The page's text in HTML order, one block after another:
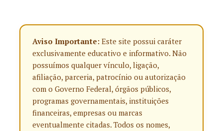
Aviso Importante: Este site possui caráter
exclusivamente educativo e informativo. Não
possuímos qualquer vínculo, ligação,
afiliação, parceria, patrocínio ou autorização
com o Governo Federal, órgãos públicos,
programas governamentais, instituições
financeiras, empresas ou marcas
eventualmente citadas. Todos os nomes,